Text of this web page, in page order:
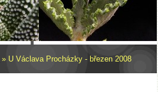
» U Václava Procházky - březen 2008